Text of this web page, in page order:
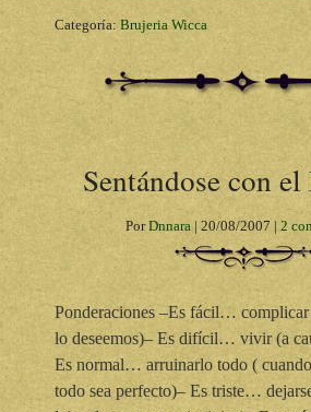
Categoría: Brujeria Wicca
Sentándose con
PorDnnara | 20/08/2007 | 2
Ponderaciones –Es fácil… complicar
lo deseemos)– Es difícil… vivir (a
Es normal… arruinarlo todo (
todo sea perfecto)– Es triste…